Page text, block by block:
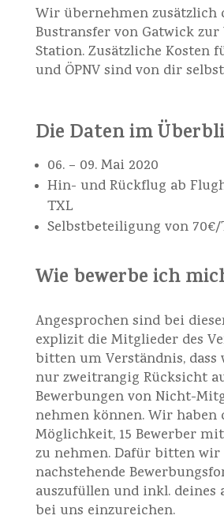
Wir übernehmen zusätzlich
Bustransfer von Gatwick
Station. Zusätzliche Kosten
und ÖPNV sind von dir
Die Daten im
06. – 09. Mai 2020
Hin- und Rückflug ab
TXL
Selbstbeteiligung von
Wie bewerbe ich
Angesprochen sind bei
explizit die Mitglieder des
bitten um Verständnis,
nur zweitrangig Rücksicht
Bewerbungen von Nicht-
nehmen können. Wir haben
Möglichkeit, 15 Bewerber
zu nehmen. Dafür bitten wir
nachstehende
auszufüllen und inkl. deines
bei uns einzureichen.